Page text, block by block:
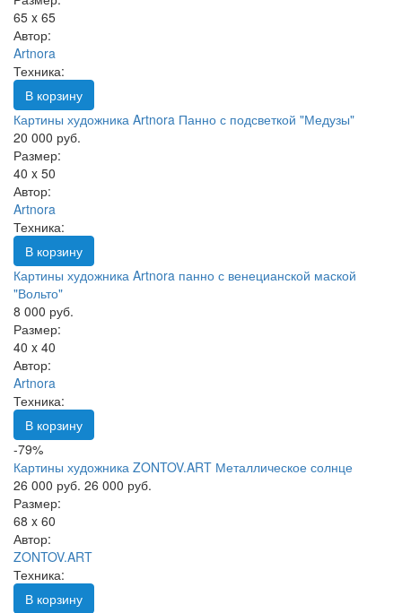
65 x 65
Автор:
Artnora
Техника:
В корзину
Картины художника Artnora Панно с подсветкой "Медузы"
20 000 руб.
Размер:
40 x 50
Автор:
Artnora
Техника:
В корзину
Картины художника Artnora панно с венецианской маской
"Вольто"
8 000 руб.
Размер:
40 x 40
Автор:
Artnora
Техника:
В корзину
-79%
Картины художника ZONTOV.ART Металлическое солнце
26 000 руб. 26 000 руб.
Размер:
68 x 60
Автор:
ZONTOV.ART
Техника:
В корзину